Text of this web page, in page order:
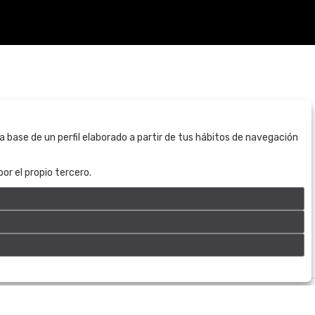
CALLE 70 # 10a - 59 BOGOTÁ, CO
(+57) 301 271 1444
info@bogotaauctions.com
de un perfil elaborado a partir de tus hábitos de navegación
el propio tercero.